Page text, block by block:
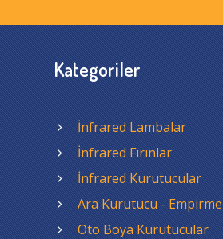
Kategoriler
İnfrared Lambalar
İnfrared Fırınlar
İnfrared Kurutucular
Ara Kurutucu - Empirme
Oto Boya Kurutucular